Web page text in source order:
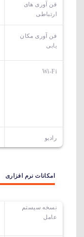
فن آوری های
ارتباطی
فن آوری مکان
یابی
Wi-Fi
رادیو
امکانات نرم افزاری
نسخه سیستم
عامل